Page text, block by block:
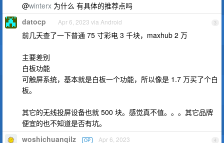
@winterx 为什么 有具体的推荐点吗
3
datocp Apr 6, 2023 via Android
前几天查了一下普通 75 寸彩电 3 千块，maxhub 2 万
主要差别
白板功能
可触屏系统，基本就是白板一个功能，所以像是 1.7 万买了个白
板。
其它的无线投屏设备也就 500 块。感觉真不值。。。其它品牌
便宜的也不知道是否有坑。
4
woshichuanqilz OP Apr 6, 2023